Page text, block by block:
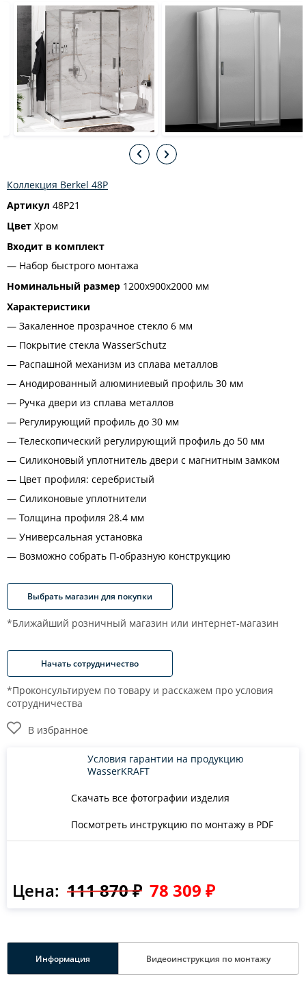
Коллекция Berkel 48P
Артикул 48P21
Цвет Хром
Входит в комплект
Набор быстрого монтажа
Номинальный размер 1200x900x2000 мм
Характеристики
Закаленное прозрачное стекло 6 мм
Покрытие стекла WasserSchutz
Распашной механизм из сплава металлов
Анодированный алюминиевый профиль 30 мм
Ручка двери из сплава металлов
Регулирующий профиль до 30 мм
Телескопический регулирующий профиль до 50 мм
Силиконовый уплотнитель двери с магнитным замком
Цвет профиля: серебристый
Силиконовые уплотнители
Толщина профиля 28.4 мм
Универсальная установка
Возможно собрать П-образную конструкцию
Выбрать магазин для покупки
*Ближайший розничный магазин или интернет-магазин
Начать сотрудничество
*Проконсультируем по товару и расскажем про условия
сотрудничества
В избранное
Скачать все фотографии изделия
Посмотреть инструкцию по монтажу в PDF
Условия гарантии на продукцию
WasserKRAFT
Цена: 111 870 ₽ 78 309 ₽
Информация Видеоинструкция по монтажу